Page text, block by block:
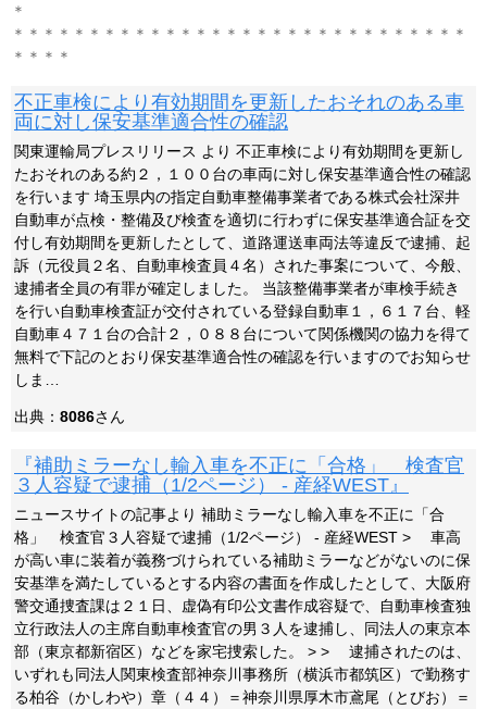
＊
＊＊＊＊＊＊＊＊＊＊＊＊＊＊＊＊＊＊＊＊＊＊＊＊＊＊＊＊＊＊
＊＊＊＊
不正車検により有効期間を更新したおそれのある車
両に対し保安基準適合性の確認
関東運輸局プレスリリース より 不正車検により有効期間を更新し
たおそれのある約２，１００台の車両に対し保安基準適合性の確認
を行います 埼玉県内の指定自動車整備事業者である株式会社深井
自動車が点検・整備及び検査を適切に行わずに保安基準適合証を交
付し有効期間を更新したとして、道路運送車両法等違反で逮捕、起
訴（元役員２名、自動車検査員４名）された事案について、今般、
逮捕者全員の有罪が確定しました。 当該整備事業者が車検手続き
を行い自動車検査証が交付されている登録自動車１，６１７台、軽
自動車４７１台の合計２，０８８台について関係機関の協力を得て
無料で下記のとおり保安基準適合性の確認を行いますのでお知らせ
しま…
出典： 8086さん
『補助ミラーなし輸入車を不正に「合格」 検査官
３人容疑で逮捕（1/2ページ） - 産経WEST』
ニュースサイトの記事より 補助ミラーなし輸入車を不正に「合
格」 検査官３人容疑で逮捕（1/2ページ） - 産経WEST > 車高
が高い車に装着が義務づけられている補助ミラーなどがないのに保
安基準を満たしているとする内容の書面を作成したとして、大阪府
警交通捜査課は２１日、虚偽有印公文書作成容疑で、自動車検査独
立行政法人の主席自動車検査官の男３人を逮捕し、同法人の東京本
部（東京都新宿区）などを家宅捜索した。 > > 逮捕されたのは、
いずれも同法人関東検査部神奈川事務所（横浜市都筑区）で勤務す
る柏谷（かしわや）章（４４）＝神奈川県厚木市鳶尾（とびお）＝